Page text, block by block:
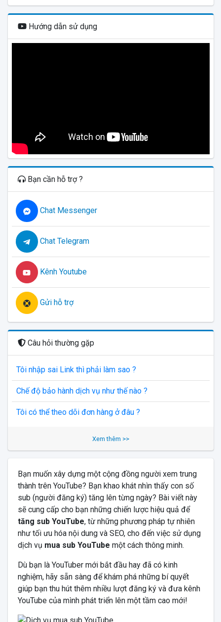
Hướng dẫn sử dụng
Bạn cần hỗ trợ ?
Chat Messenger
Chat Telegram
Kênh Youtube
Gửi hỗ trợ
Câu hỏi thường gặp
Tôi nhập sai Link thì phải làm sao ?
Chế độ bảo hành dịch vụ như thế nào ?
Tôi có thể theo dõi đơn hàng ở đâu ?
Xem thêm >>
Bạn muốn xây dựng một cộng đồng người xem trung
thành trên YouTube? Bạn khao khát nhìn thấy con số
sub (người đăng ký) tăng lên từng ngày? Bài viết này
sẽ cung cấp cho bạn những chiến lược hiệu quả để
tăng sub YouTube, từ những phương pháp tự nhiên
như tối ưu hóa nội dung và SEO, cho đến việc sử dụng
dịch vụ mua sub YouTube một cách thông minh.
Dù bạn là YouTuber mới bắt đầu hay đã có kinh
nghiệm, hãy sẵn sàng để khám phá những bí quyết
giúp bạn thu hút thêm nhiều lượt đăng ký và đưa kênh
YouTube của mình phát triển lên một tầm cao mới!